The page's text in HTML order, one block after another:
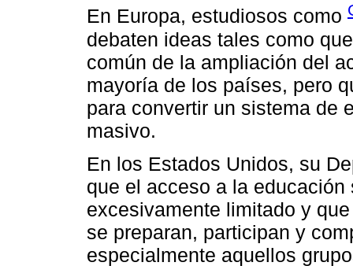
En Europa, estudiosos como
debaten ideas tales como
común de la ampliación del
mayoría de los países, pero
para convertir un sistema de
masivo.
En los Estados Unidos, su
que el acceso a la
excesivamente limitado y
se preparan, participan y
especialmente aquellos